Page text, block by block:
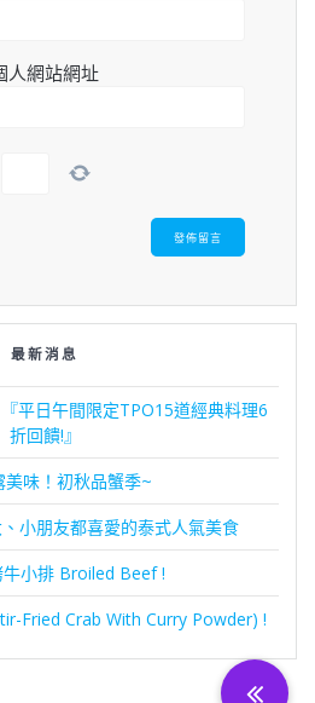
人網站網址
最新消息
平日午間限定TPO15道經典料理6
折回饋!』
美味！初秋品蟹季~
小朋友都喜愛的泰式人氣美食
牛小排 Broiled Beef !
Fried Crab With Curry Powder) !